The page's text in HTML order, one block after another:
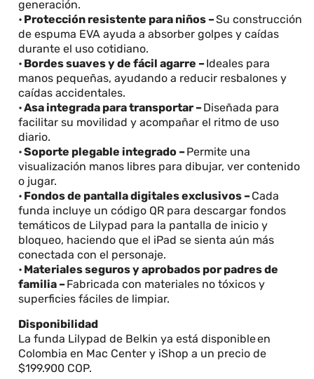
generación.
• Protección resistente para niños –Su construcción
de espuma EVA ayuda a absorber golpes y caídas
durante el uso cotidiano.
• Bordes suaves y de fácil agarre –Ideales para
manos pequeñas, ayudando a reducir resbalones y
caídas accidentales.
•Asa integrada para transportar –Diseñada para
facilitar su movilidad y acompañar el ritmo de uso
diario.
•Soporte plegable integrado –Permite una
visualización manos libres para dibujar, ver contenido
o jugar.
• Fondos de pantalla digitales exclusivos –Cada
funda incluye un código QR para descargar fondos
temáticos de Lilypad para la pantalla de inicio y
bloqueo, haciendo que el iPad se sienta aún más
conectada con el personaje.
• Materiales seguros y aprobados por padres de
familia –Fabricada con materiales no tóxicos y
superficies fáciles de limpiar.
Disponibilidad
La funda Lilypad de Belkin ya está disponible en
Colombia en Mac Center y iShop a un precio de
$199.900 COP.